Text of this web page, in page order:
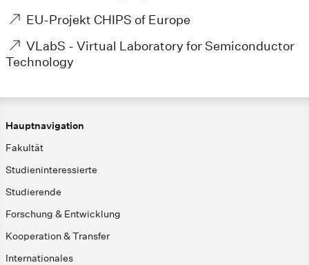
EU-Projekt CHIPS of Europe
VLabS - Virtual Laboratory for Semiconductor
Technology
Hauptnavigation
Fakultät
Studieninteressierte
Studierende
Forschung & Entwicklung
Kooperation & Transfer
Internationales